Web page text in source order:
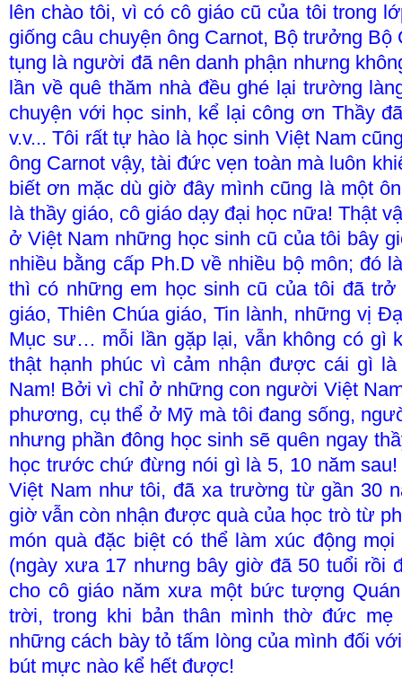
lên chào tôi, vì có cô giáo cũ của tôi trong
giống câu chuyện ông Carnot, Bộ trưởng
tụng là người đã nên danh phận nhưng
lần về quê thăm nhà đều ghé lại trường
chuyện với học sinh, kể lại công ơn Thầy
v.v... Tôi rất tự hào là học sinh Việt Nam
ông Carnot vậy, tài đức vẹn toàn mà luôn
biết ơn mặc dù giờ đây mình cũng là một
là thầy giáo, cô giáo dạy đại học nữa! Thật
ở Việt Nam những học sinh cũ của tôi bây
nhiều bằng cấp Ph.D về nhiều bộ môn; đó
thì có những em học sinh cũ của tôi đã
giáo, Thiên Chúa giáo, Tin lành, những vị
Mục sư… mỗi lần gặp lại, vẫn không có gì
thật hạnh phúc vì cảm nhận được cái gì
Nam! Bởi vì chỉ ở những con người Việt
phương, cụ thể ở Mỹ mà tôi đang sống,
nhưng phần đông học sinh sẽ quên ngay
học trước chứ đừng nói gì là 5, 10 năm
Việt Nam như tôi, đã xa trường từ gần 30
giờ vẫn còn nhận được quà của học trò từ
món quà đặc biệt có thể làm xúc động
(ngày xưa 17 nhưng bây giờ đã 50 tuổi rồi
cho cô giáo năm xưa một bức tượng
trời, trong khi bản thân mình thờ đức mẹ
những cách bày tỏ tấm lòng của mình đối
bút mực nào kể hết được!